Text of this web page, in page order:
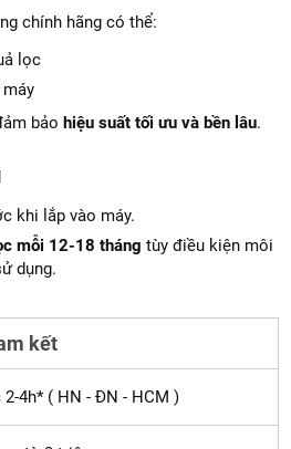
chính hãng có thể:
lọc
máy
bảo hiệu suất tối ưu và bền lâu.
khi lắp vào máy.
mỗi 12-18 tháng tùy điều kiện môi
dụng.
kết
4h* ( HN - ĐN - HCM )